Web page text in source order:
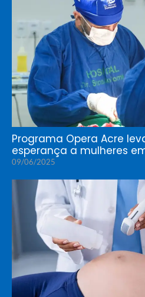
Programa Opera Acre
esperança a mulheres
09/06/2025